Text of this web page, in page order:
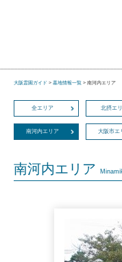
大阪霊園ガイド > 墓地情報一覧 > 南河内エリア
全エリア 北摂エ
南河内エリア 大阪市エ
南河内エリア